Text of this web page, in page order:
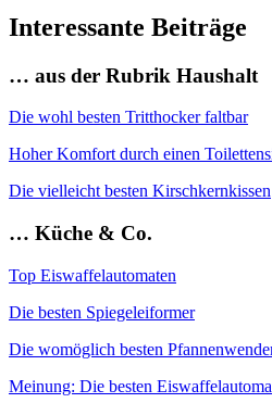
Interessante Beiträge
… aus der Rubrik Haushalt
Die wohl besten Tritthocker faltbar
Hoher Komfort durch einen
Die vielleicht besten Kirschkernkissen
… Küche & Co.
Top Eiswaffelautomaten
Die besten Spiegeleiformer
Die womöglich besten
Meinung: Die besten